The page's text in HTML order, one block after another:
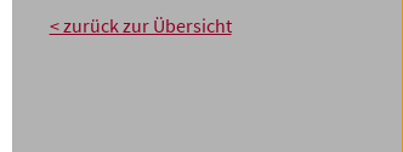
< zurück zur Übersicht